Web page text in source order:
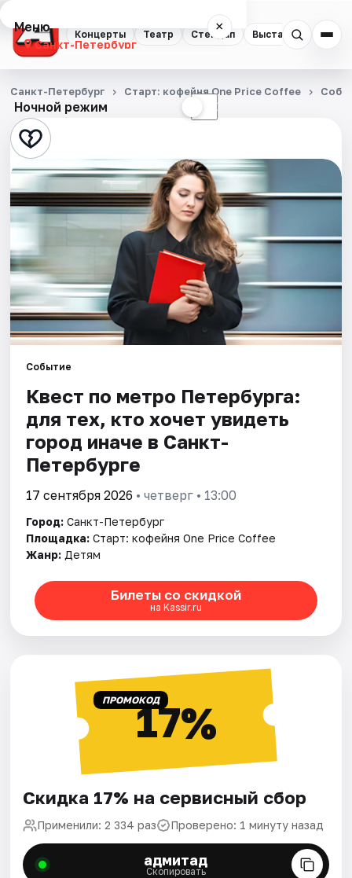
Концерты Театр Стендап Выставки
Меню ×
Санкт-Петербург
Концерты
Театр
Стендап
Выставки
Квесты
Экскурсии
Спорт
События
Города
Площадки
Артисты
Рейтинги
Ночной режим ☾
Санкт-Петербург Старт: кофейня One Price Coffee
Событие
Квест по метро Петербурга:
для тех, кто хочет увидеть
город иначе в Санкт-
Петербурге
17 сентября 2026 • четверг • 13:00
Город: Санкт-Петербург
Площадка: Старт: кофейня One Price Coffee
Жанр: Детям
Билеты со скидкой
на Kassir.ru
ПРОМОКОД17%
Скидка 17% на сервисный сбор
Применили: 2 334 раз Проверено: 1 минуту назад
адмитад
Скопировать